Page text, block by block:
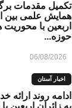
تکمیل مقدمات
همایش علمی بین
اربعین با
حوزه...
06/08/2026
اخبار آستان
ادامه روند ارائه
به زائران اربعین